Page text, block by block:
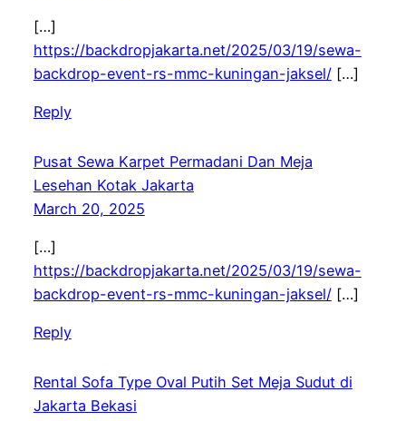
[…]
https://backdropjakarta.net/2025/03/19/sewa-
backdrop-event-rs-mmc-kuningan-jaksel/[…]
Reply
Pusat Sewa Karpet Permadani Dan Meja
Lesehan Kotak Jakarta
March 20, 2025
[…]
https://backdropjakarta.net/2025/03/19/sewa-
backdrop-event-rs-mmc-kuningan-jaksel/[…]
Reply
Rental Sofa Type Oval Putih Set Meja Sudut di
Jakarta Bekasi